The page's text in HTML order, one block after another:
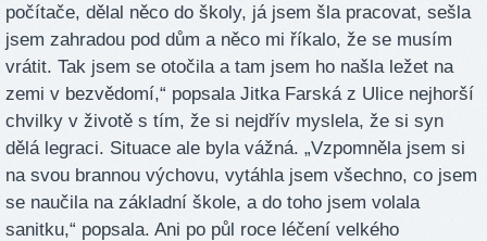
počítače, dělal něco do školy, já jsem šla pracovat, sešla
jsem zahradou pod dům a něco mi říkalo, že se musím
vrátit. Tak jsem se otočila a tam jsem ho našla ležet na
zemi v bezvědomí,“ popsala Jitka Farská z Ulice nejhorší
chvilky v životě s tím, že si nejdřív myslela, že si syn
dělá legraci. Situace ale byla vážná. „Vzpomněla jsem si
na svou brannou výchovu, vytáhla jsem všechno, co jsem
se naučila na základní škole, a do toho jsem volala
sanitku,“ popsala. Ani po půl roce léčení velkého